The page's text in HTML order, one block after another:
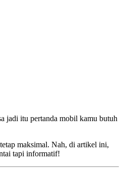
jadi itu pertanda mobil kamu butuh
maksimal. Nah, di artikel ini,
tapi informatif!